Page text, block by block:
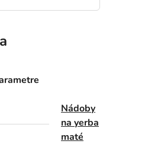
Nádoby
na yerba
maté